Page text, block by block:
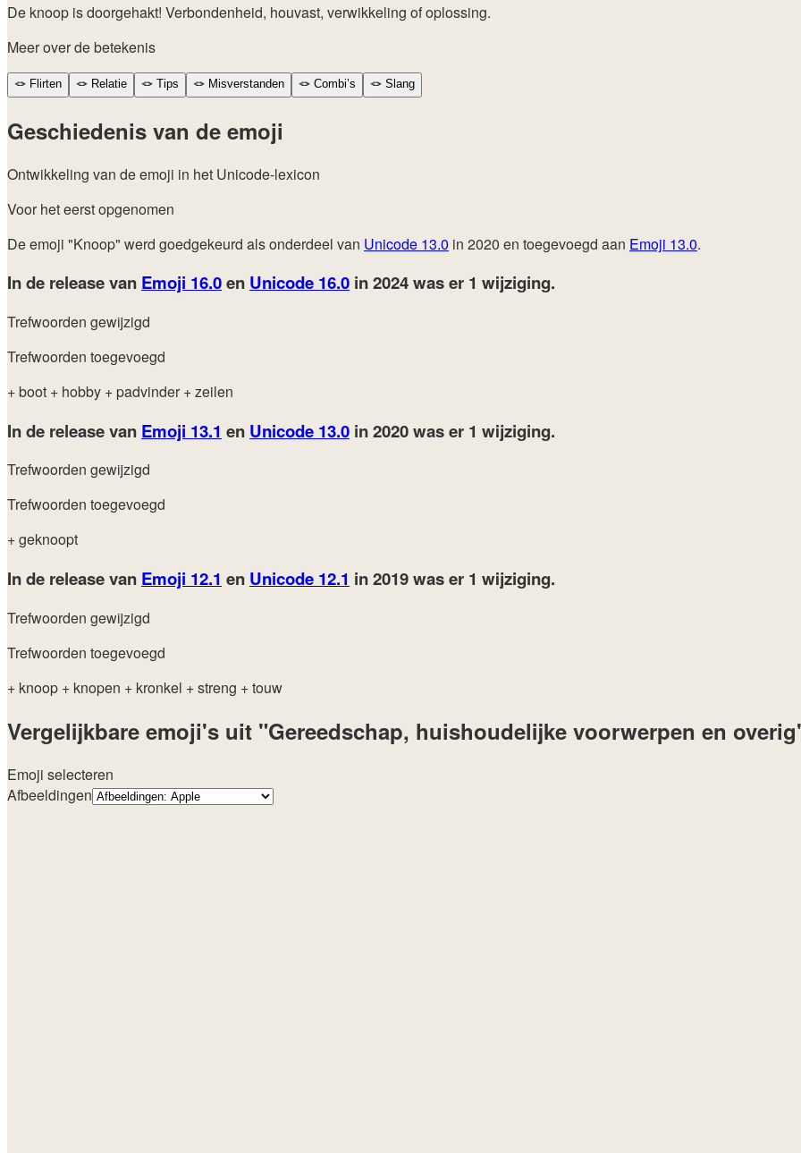
De knoop is doorgehakt! Verbondenheid, houvast, verwikkeling of oplossing.
Meer over de betekenis
🪢 Flirten 🪢 Relatie 🪢 Tips 🪢 Misverstanden 🪢 Combi’s 🪢 Slang
Geschiedenis van de emoji
Ontwikkeling van de emoji in het Unicode-lexicon
Voor het eerst opgenomen
De emoji "Knoop" werd goedgekeurd als onderdeel van Unicode 13.0 in 2020 en toegevoegd aan Emoji 13.0.
In de release van Emoji 16.0en Unicode 16.0 in 2024was er 1 wijziging.
Trefwoorden gewijzigd
Trefwoorden toegevoegd
+ boot + hobby + padvinder + zeilen
In de release van Emoji 13.1 en Unicode 13.0 in 2020was er 1 wijziging.
Trefwoorden gewijzigd
Trefwoorden toegevoegd
+ geknoopt
In de release van Emoji 12.1 en Unicode 12.1 in 2019was er 1 wijziging.
Trefwoorden gewijzigd
Trefwoorden toegevoegd
+ knoop + knopen + kronkel + streng + touw
Vergelijkbare emoji's uit "Gereedschap, huishoudelijke voorwerpen en
Emoji selecteren
Afbeeldingen